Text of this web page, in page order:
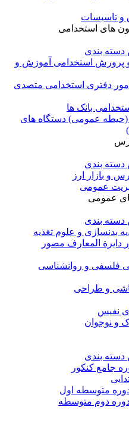
و تاسيسات
های استخدامی
دسته بندی
استخدامی آموزش و
استخدامی متصدی
بانک ها
دستگاه های
دسته بندی
و بازار ارز
عمومی
عمومی
دسته بندی
بدنسازی و علوم تغذیه
دایرة المعارف مصور
فلسفی و روانشناسی
و طراحی
نفیس
و نوجوان
دسته بندی
جامع کنکور
متوسطه اول
دوم متوسطه